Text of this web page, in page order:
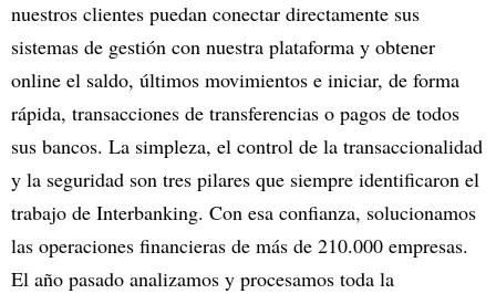
nuestros clientes puedan conectar directamente sus
sistemas de gestión con nuestra plataforma y obtener
online el saldo, últimos movimientos e iniciar, de forma
rápida, transacciones de transferencias o pagos de todos
sus bancos. La simpleza, el control de la transaccionalidad
y la seguridad son tres pilares que siempre identificaron el
trabajo de Interbanking. Con esa confianza, solucionamos
las operaciones financieras de más de 210.000 empresas.
El año pasado analizamos y procesamos toda la